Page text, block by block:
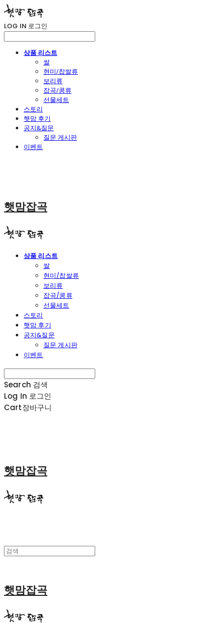
LOG IN 로그인
상품 리스트
쌀
현미/찹쌀류
보리류
잡곡/콩류
선물세트
스토리
햇맘 후기
공지&질문
질문 게시판
이벤트
햇맘잡곡
상품 리스트
쌀
현미/찹쌀류
보리류
잡곡/콩류
선물세트
스토리
햇맘 후기
공지&질문
질문 게시판
이벤트
Search 검색
Log In 로그인
Cart장바구니
햇맘잡곡
햇맘잡곡